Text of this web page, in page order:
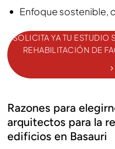
Enfoque sostenible,
SOLICITA YA TU ESTUDIO
REHABILITACIÓN DE
Razones para
arquitectos para la
edificios en Basauri